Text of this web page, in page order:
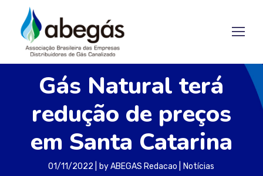
Gás Natural terá
redução de preços
em Santa Catarina
01/11/2022 byABEGAS Redacao Notícias